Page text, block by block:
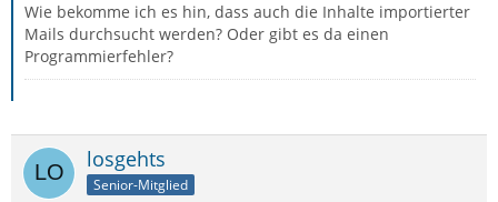
Wie bekomme ich es hin, dass auch die Inhalte importierter
Mails durchsucht werden? Oder gibt es da einen
Programmierfehler?
losgehts
Senior-Mitglied